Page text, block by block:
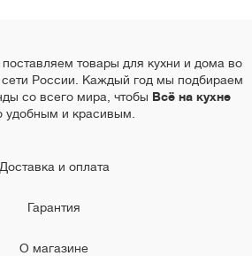
товары для кухни и дома во
сети России. Каждый год мы подбираем
со всего мира, чтобы Всё на кухне
удобным и красивым.
Доставка и оплата
Гарантия
О магазине